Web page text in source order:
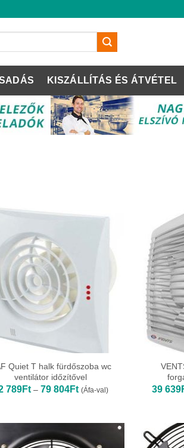
KISZÁLLÍTÁS ÉS ÁTVÉTEL
Quiet T halk fürdőszoba wc
ventilátor időzítővel
789Ft – 79 804FtÁrtartomány:
22
79
(Áfa-val) 39 639